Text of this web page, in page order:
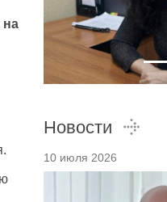
на
Новости
10 июля 2026